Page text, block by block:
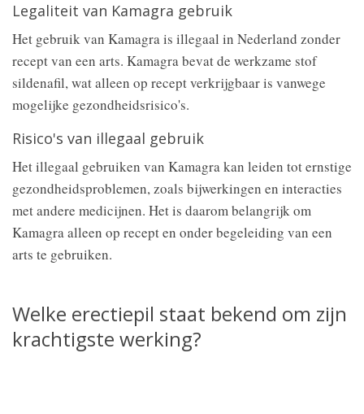
Legaliteit van Kamagra gebruik
Het gebruik van Kamagra is illegaal in Nederland zonder
recept van een arts. Kamagra bevat de werkzame stof
sildenafil, wat alleen op recept verkrijgbaar is vanwege
mogelijke gezondheidsrisico's.
Risico's van illegaal gebruik
Het illegaal gebruiken van Kamagra kan leiden tot ernstige
gezondheidsproblemen, zoals bijwerkingen en interacties
met andere medicijnen. Het is daarom belangrijk om
Kamagra alleen op recept en onder begeleiding van een
arts te gebruiken.
Welke erectiepil staat bekend om zijn
krachtigste werking?